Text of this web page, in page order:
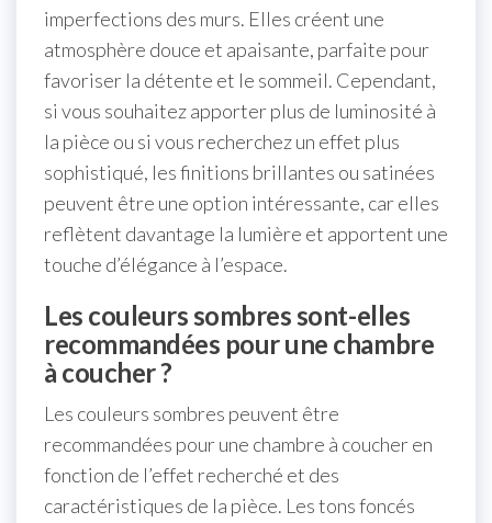
imperfections des murs. Elles créent une
atmosphère douce et apaisante, parfaite pour
favoriser la détente et le sommeil. Cependant,
si vous souhaitez apporter plus de luminosité à
la pièce ou si vous recherchez un effet plus
sophistiqué, les finitions brillantes ou satinées
peuvent être une option intéressante, car elles
reflètent davantage la lumière et apportent une
touche d’élégance à l’espace.
Les couleurs sombres sont-elles
recommandées pour une chambre
à coucher ?
Les couleurs sombres peuvent être
recommandées pour une chambre à coucher en
fonction de l’effet recherché et des
caractéristiques de la pièce. Les tons foncés